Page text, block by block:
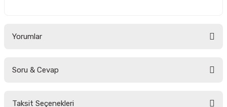
Yorumlar
Soru & Cevap
Taksit Seçenekleri